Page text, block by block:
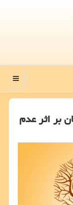
منو
بر اثر عدم